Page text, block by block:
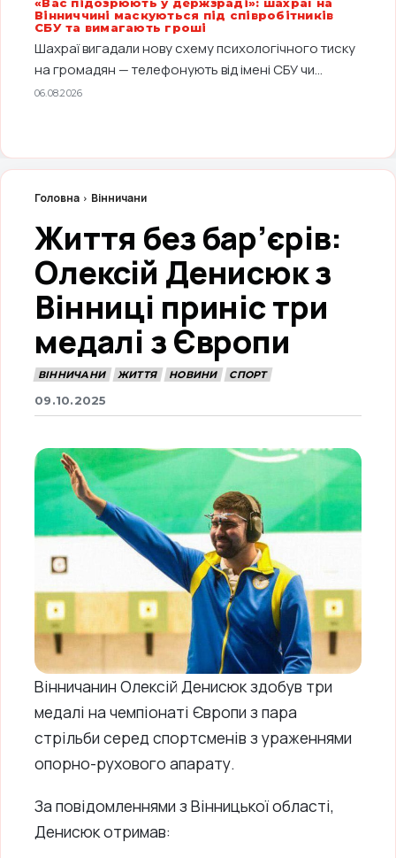
Вінниччині маскуються під співробітників
СБУ та вимагають гроші
Шахраї вигадали нову схему психологічного тиску
на громадян — телефонують від імені СБУ чи...
06.08.2026